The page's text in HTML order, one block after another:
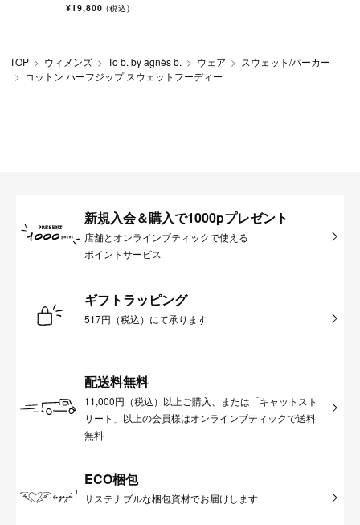
¥19,800 (税込)
TOP ウィメンズ To b. by agnès b. ウェア
スウェット/パーカー
コットン ハーフジップ スウェットフーディー
新規入会＆購入で1000pプレゼント
店舗とオンラインブティックで使える
ポイントサービス
ギフトラッピング
517円（税込）にて承ります
配送料無料
11,000円（税込）以上ご購入、または「キャットスト
リート」以上の会員様はオンラインブティックで送料
無料
ECO梱包
サステナブルな梱包資材でお届けします